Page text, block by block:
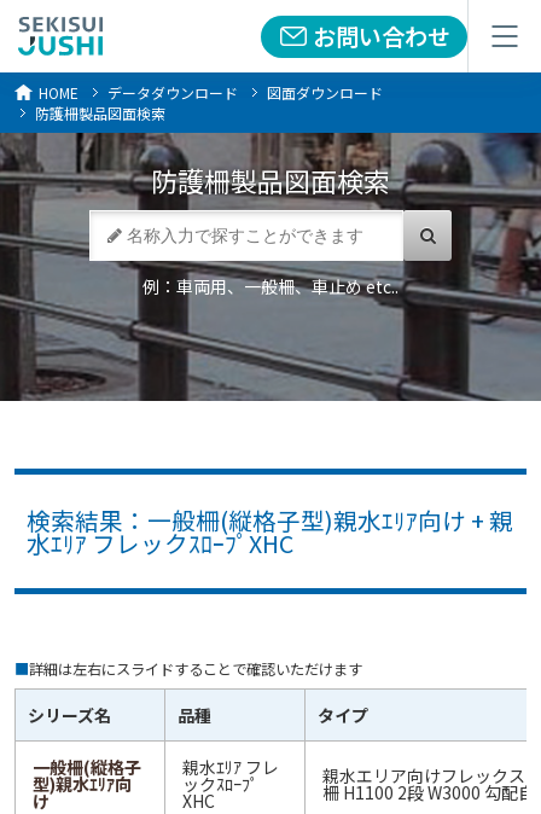
お問い合わせ
メニュー お問い合わせ
メニュー
HOME データダウンロード
図面ダウンロード
防護柵製品図面検索
防護柵製品図面検索
例：車両用、一般柵、車止め etc..
検索結果：一般柵(縦格子型)親水ｴﾘｱ向け + 親
水ｴﾘｱ フレックｽﾛｰﾌﾟXHC
■詳細は左右にスライドすることで確認いただけます
シリーズ名 品種 タイプ
一般柵(縦格子
型)親水ｴﾘｱ向
け
親水ｴﾘｱ フレ
ックｽﾛｰﾌﾟ
XHC
親水エリア向けフレックス
柵 H1100 2段 W3000 勾配自